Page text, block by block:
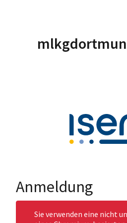
Anmeldung
Sie verwenden eine nicht